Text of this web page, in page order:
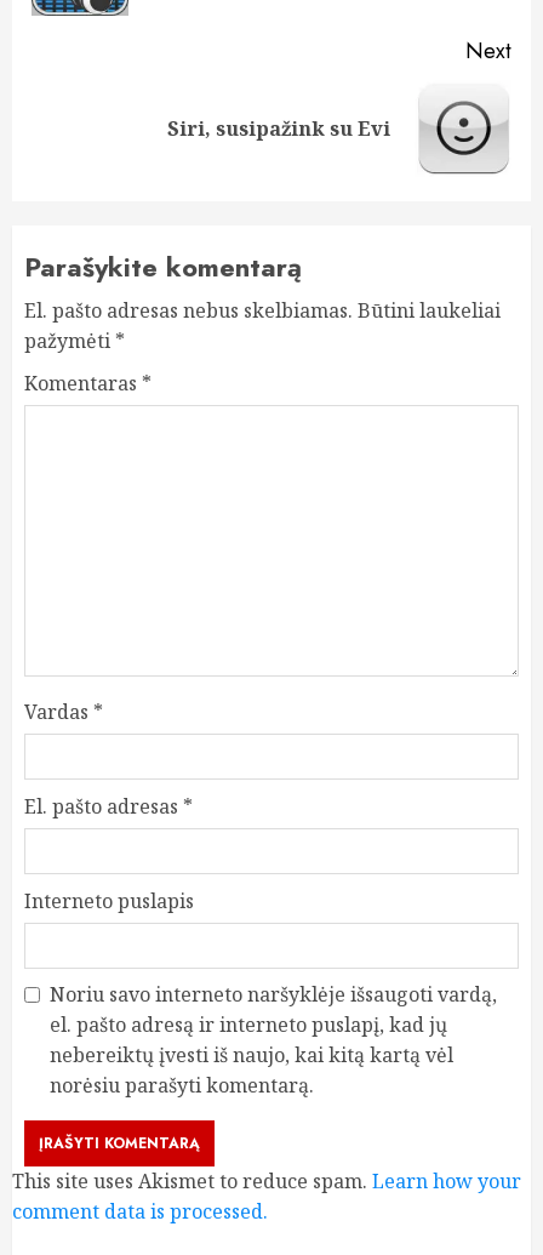
Next
Siri, susipažink su Evi
Parašykite komentarą
El. pašto adresas nebus skelbiamas. Būtini laukeliai
pažymėti *
Komentaras *
Vardas *
El. pašto adresas *
Interneto puslapis
Noriu savo interneto naršyklėje išsaugoti vardą,
el. pašto adresą ir interneto puslapį, kad jų
nebereiktų įvesti iš naujo, kai kitą kartą vėl
norėsiu parašyti komentarą.
This site uses Akismet to reduce spam. Learn how your
comment data is processed.